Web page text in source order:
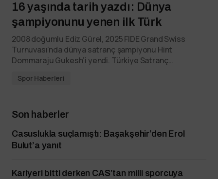
16 yaşında tarih yazdı: Dünya
şampiyonunu yenen ilk Türk
2008 doğumlu Ediz Gürel, 2025 FIDE Grand Swiss
Turnuvası’nda dünya satranç şampiyonu Hint
Dommaraju Gukesh’i yendi. Türkiye Satranç…
Spor Haberleri
Son haberler
Casuslukla suçlamıştı: Başakşehir’den Erol
Bulut’a yanıt
Kariyeri bitti derken CAS’tan milli sporcuya